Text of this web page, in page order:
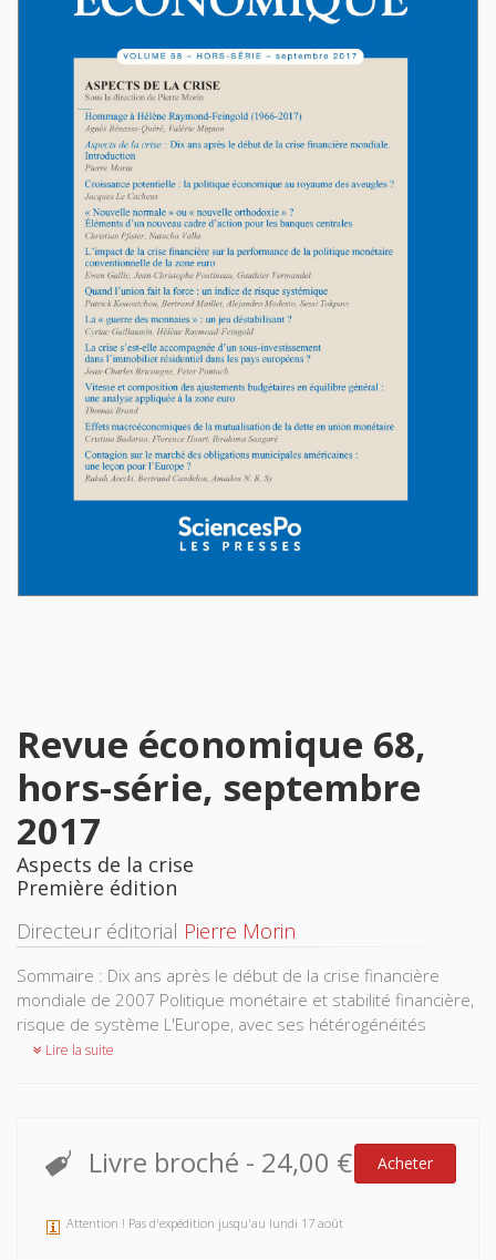
Revue économique 68,
hors-série, septembre
2017
Aspects de la crise
Première édition
Directeur éditorial Pierre Morin
Sommaire : Dix ans après le début de la crise financière
mondiale de 2007 Politique monétaire et stabilité financière,
risque de système L'Europe, avec ses hétérogénéités
Lire la suite
Livre broché - 24,00 € Acheter
Attention ! Pas d'expédition jusqu'au lundi 17 août